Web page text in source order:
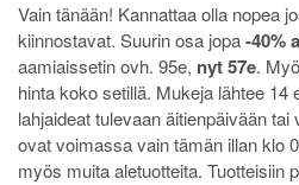
Vain tänään! Kannattaa olla nopea
kiinnostavat. Suurin osa jopa-40%
aamiaissetin ovh. 95e, nyt 57e.
hinta koko setillä. Mukeja lähtee 14
lahjaideat tulevaan äitienpäivään
ovat voimassa vain tämän illan klo
myös muita aletuotteita. Tuotteisiin